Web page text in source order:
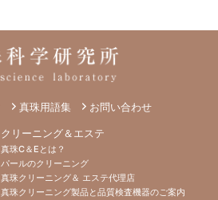
真珠用語集 お問い合わせ
クリーニング＆エステ
真珠C＆Eとは？
パールのクリーニング
真珠クリーニング＆ エステ代理店
真珠クリーニング製品と品質検査機器のご案内